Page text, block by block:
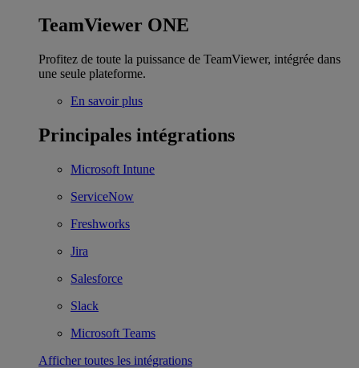
TeamViewer ONE
Profitez de toute la puissance de TeamViewer, intégrée dans
une seule plateforme.
En savoir plus
Principales intégrations
Microsoft Intune
ServiceNow
Freshworks
Jira
Salesforce
Slack
Microsoft Teams
Afficher toutes les intégrations